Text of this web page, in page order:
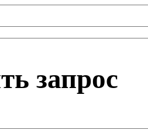
запрос